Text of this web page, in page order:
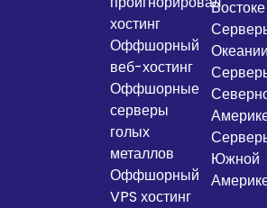
хостинг
Оффшорный
веб-хостинг
Оффшорные
серверы
голых
металлов
Оффшорный
VPS хостинг
Востоке
Океании
Южной